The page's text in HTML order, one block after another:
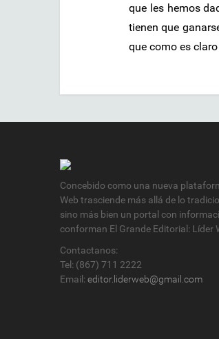
que les hemos
tienen que
que como es
Concebido como una nueva
Web trasciende más allá de lo
sino más bien un portal con
conforman El Grande Editorial: Líder
Contactanos:
Tel: (867) 711 2222
Email: editor.liderweb@gmail.com